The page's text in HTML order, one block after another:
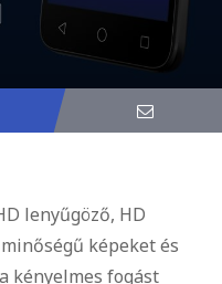
lenyűgöző, HD
képeket és
kényelmes fogást